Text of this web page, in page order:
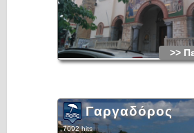
>>
Γαργαδόρος
7092 hits